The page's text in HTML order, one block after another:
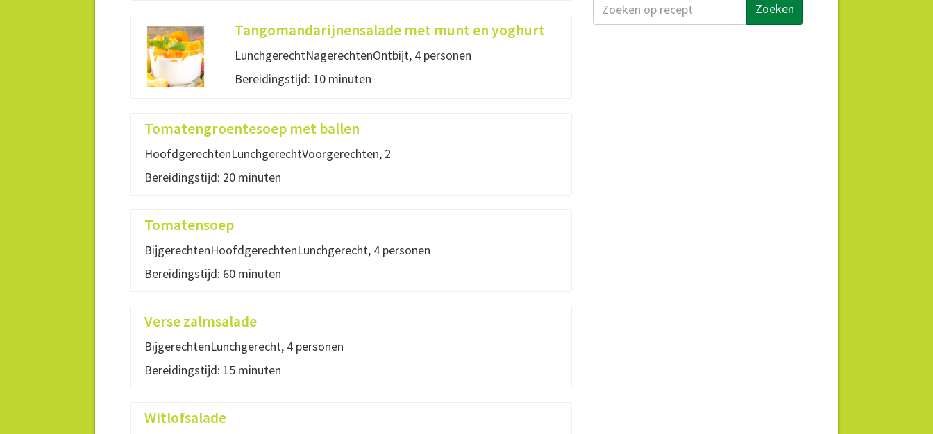
Tangomandarijnensalade met munt en yoghurt
LunchgerechtNagerechtenOntbijt, 4 personen
Bereidingstijd: 10 minuten
Tomatengroentesoep met ballen
HoofdgerechtenLunchgerechtVoorgerechten, 2
Bereidingstijd: 20 minuten
Tomatensoep
BijgerechtenHoofdgerechtenLunchgerecht, 4 personen
Bereidingstijd: 60 minuten
Verse zalmsalade
BijgerechtenLunchgerecht, 4 personen
Bereidingstijd: 15 minuten
Witlofsalade
Zoeken